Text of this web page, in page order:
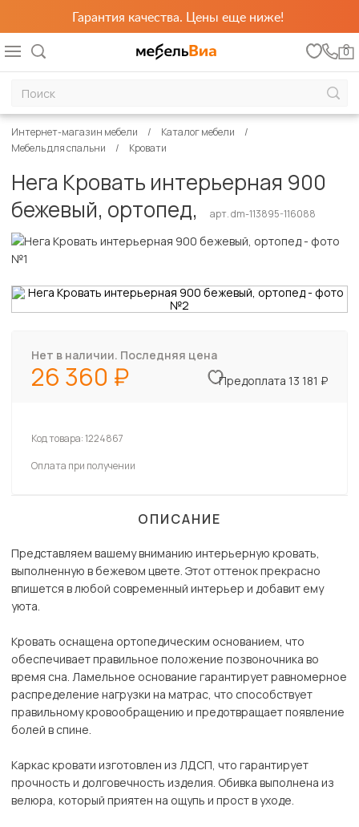
Гарантия качества. Цены еще ниже!
0
Интернет-магазин мебели
Каталог мебели
Мебель для спальни
Кровати
Нега Кровать интерьерная 900
бежевый, ортопед,
арт. dm-113895-116088
Нет в наличии. Последняя цена
26 360 Предоплата 13 181 ₽
Код товара:1224867
Оплата при получении
ОПИСАНИЕ
Представляем вашему вниманию интерьерную кровать,
выполненную в бежевом цвете. Этот оттенок прекрасно
впишется в любой современный интерьер и добавит ему
уюта.
Кровать оснащена ортопедическим основанием, что
обеспечивает правильное положение позвоночника во
время сна. Ламельное основание гарантирует равномерное
распределение нагрузки на матрас, что способствует
правильному кровообращению и предотвращает появление
болей в спине.
Каркас кровати изготовлен из ЛДСП, что гарантирует
прочность и долговечность изделия. Обивка выполнена из
велюра, который приятен на ощупь и прост в уходе.